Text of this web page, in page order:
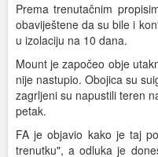
Prema trenutačnim
obaviještene da su bile i
u izolaciju na 10 dana.
Mount je započeo obje
nije nastupio. Obojica su
zagrljeni su napustili teren
petak.
FA je objavio kako je taj
trenutku", a odluka je